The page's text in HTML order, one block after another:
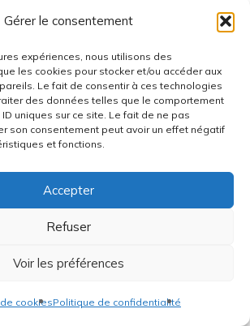
Gérer le consentement
expériences, nous utilisons des
les cookies pour stocker et/ou accéder aux
Le fait de consentir à ces technologies
des données telles que le comportement
uniques sur ce site. Le fait de ne pas
son consentement peut avoir un effet négatif
et fonctions.
Accepter
Refuser
Voir les préférences
cookiesPolitique de confidentialité